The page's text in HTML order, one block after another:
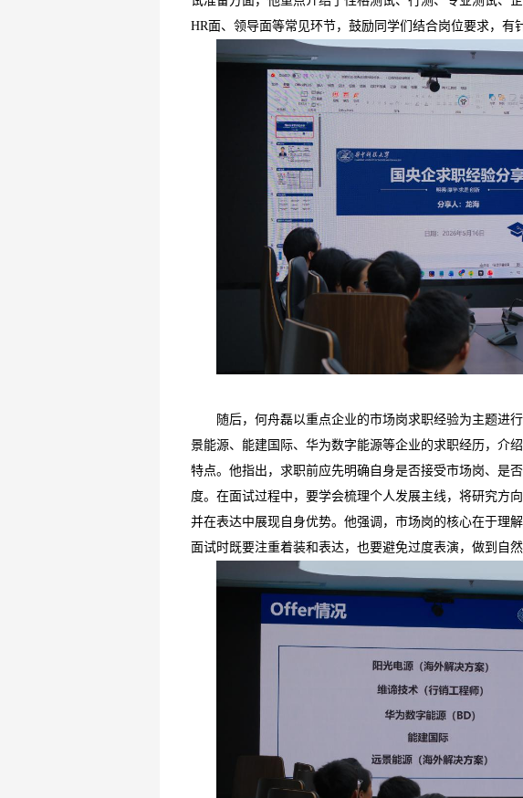
HR面、领导面等常见环节，鼓励同学们结合岗位要求，有
随后，何舟磊以重点企业的市场岗求职经验为主题进
景能源、能建国际、华为数字能源等企业的求职经历，介
特点。他指出，求职前应先明确自身是否接受市场岗、是
度。在面试过程中，要学会梳理个人发展主线，将研究方
并在表达中展现自身优势。他强调，市场岗的核心在于理
面试时既要注重着装和表达，也要避免过度表演，做到自然